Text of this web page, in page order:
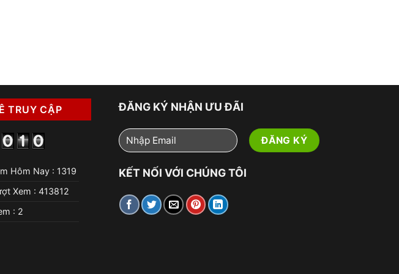
TRUY CẬP
Hôm Nay : 1319
Xem : 413812
: 2
ĐĂNG KÝ NHẬN ƯU ĐÃI
KẾT NỐI VỚI CHÚNG TÔI